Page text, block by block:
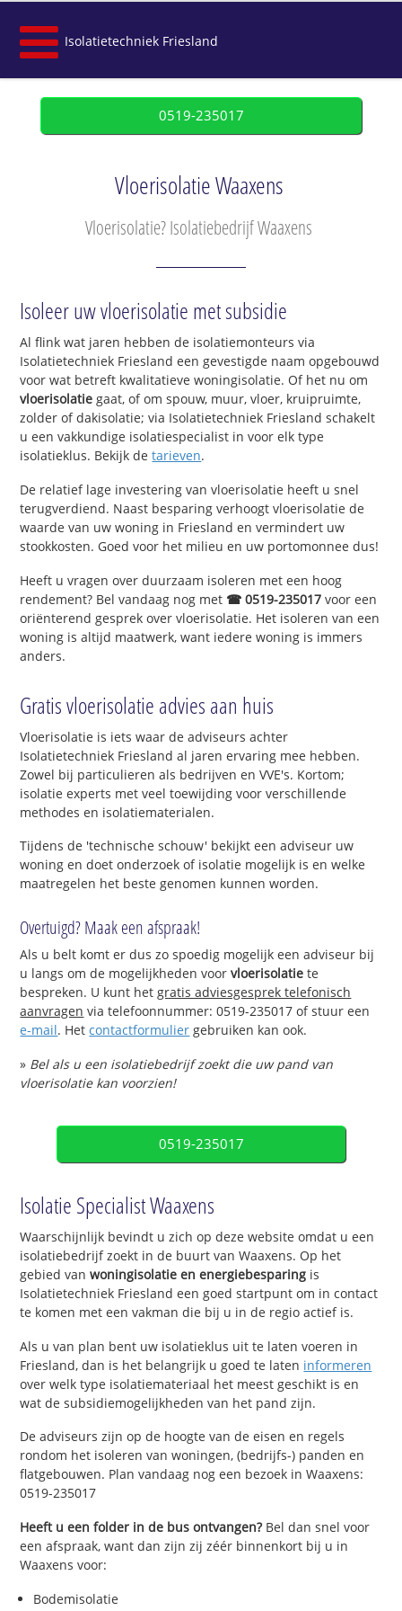
Isolatietechniek Friesland
0519-235017
Vloerisolatie Waaxens
Vloerisolatie? Isolatiebedrijf Waaxens
Isoleer uw vloerisolatie met subsidie
Al flink wat jaren hebben de isolatiemonteurs via
Isolatietechniek Friesland een gevestigde naam opgebouwd
voor wat betreft kwalitatieve woningisolatie. Of het nu om
vloerisolatie gaat, of om spouw, muur, vloer, kruipruimte,
zolder of dakisolatie; via Isolatietechniek Friesland schakelt
u een vakkundige isolatiespecialist in voor elk type
isolatieklus. Bekijk detarieven.
De relatief lage investering van vloerisolatie heeft u snel
terugverdiend. Naast besparing verhoogt vloerisolatie de
waarde van uw woning in Friesland en vermindert uw
stookkosten. Goed voor het milieu en uw portomonnee dus!
Heeft u vragen over duurzaam isoleren met een hoog
rendement? Bel vandaag nog met ☎ 0519-235017 voor een
oriënterend gesprek over vloerisolatie. Het isoleren van een
woning is altijd maatwerk, want iedere woning is immers
anders.
Gratis vloerisolatie advies aan huis
Vloerisolatie is iets waar de adviseurs achter
Isolatietechniek Friesland al jaren ervaring mee hebben.
Zowel bij particulieren als bedrijven en VVE's. Kortom;
isolatie experts met veel toewijding voor verschillende
methodes en isolatiematerialen.
Tijdens de 'technische schouw' bekijkt een adviseur uw
woning en doet onderzoek of isolatie mogelijk is en welke
maatregelen het beste genomen kunnen worden.
Overtuigd? Maak een afspraak!
Als u belt komt er dus zo spoedig mogelijk een adviseur bij
u langs om de mogelijkheden voorvloerisolatie te
bespreken. U kunt hetgratis adviesgesprek telefonisch
aanvragen via telefoonnummer: 0519-235017 of stuur een
e-mail. Hetcontactformulier gebruiken kan ook.
» Bel als u een isolatiebedrijf zoekt die uw pand van
vloerisolatie kan voorzien!
0519-235017
Isolatie Specialist Waaxens
Waarschijnlijk bevindt u zich op deze website omdat u een
isolatiebedrijf zoekt in de buurt van Waaxens. Op het
gebied vanwoningisolatie en energiebesparing is
Isolatietechniek Friesland een goed startpunt om in contact
te komen met een vakman die bij u in de regio actief is.
Als u van plan bent uw isolatieklus uit te laten voeren in
Friesland, dan is het belangrijk u goed te laten informeren
over welk type isolatiemateriaal het meest geschikt is en
wat de subsidiemogelijkheden van het pand zijn.
De adviseurs zijn op de hoogte van de eisen en regels
rondom het isoleren van woningen, (bedrijfs-) panden en
flatgebouwen. Plan vandaag nog een bezoek in Waaxens:
0519-235017
Heeft u een folder in de bus ontvangen?Bel dan snel voor
een afspraak, want dan zijn zij zéér binnenkort bij u in
Waaxens voor:
Bodemisolatie